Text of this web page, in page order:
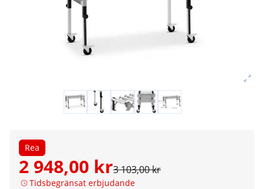
Rea
2 948,00 kr3 103,00 kr
Tidsbegränsat erbjudande